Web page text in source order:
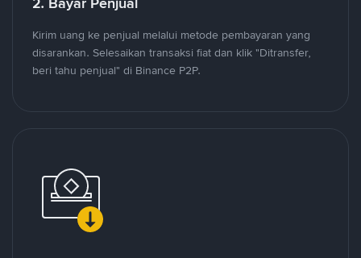
Kirim uang ke penjual melalui metode pembayaran yang
disarankan. Selesaikan transaksi fiat dan klik "Ditransfer,
beri tahu penjual" di Binance P2P.